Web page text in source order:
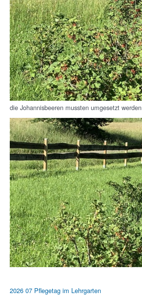
die Johannisbeeren mussten umgesetzt werden
2026 07 Pflegetag im Lehrgarten